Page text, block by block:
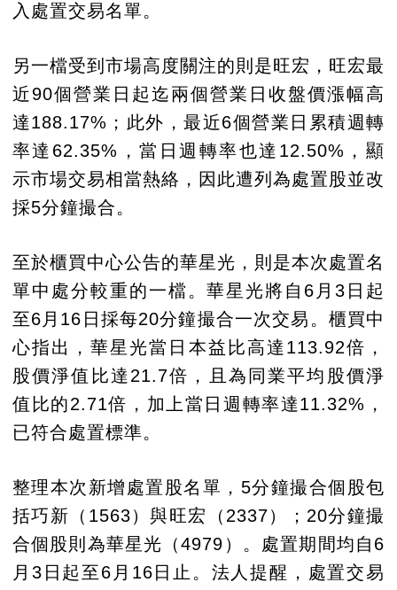
入處置交易名單。
另一檔受到市場高度關注的則是旺宏，旺宏最
近90個營業日起迄兩個營業日收盤價漲幅高
達188.17%；此外，最近6個營業日累積週轉
率達62.35%，當日週轉率也達12.50%，顯
示市場交易相當熱絡，因此遭列為處置股並改
採5分鐘撮合。
至於櫃買中心公告的華星光，則是本次處置名
單中處分較重的一檔。華星光將自6月3日起
至6月16日採每20分鐘撮合一次交易。櫃買中
心指出，華星光當日本益比高達113.92倍，
股價淨值比達21.7倍，且為同業平均股價淨
值比的2.71倍，加上當日週轉率達11.32%，
已符合處置標準。
整理本次新增處置股名單，5分鐘撮合個股包
括巧新（1563）與旺宏（2337）；20分鐘撮
合個股則為華星光（4979）。處置期間均自6
月3日起至6月16日止。法人提醒，處置交易